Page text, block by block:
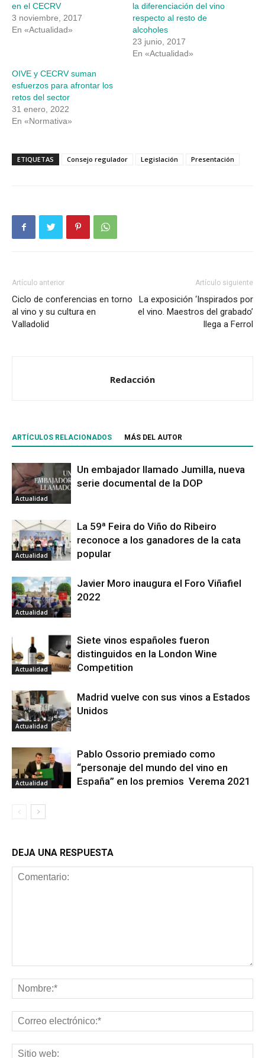
en el CECRV
3 noviembre, 2017
En «Actualidad»
la diferenciación del vino
respecto al resto de
alcoholes
23 junio, 2017
En «Actualidad»
OIVE y CECRV suman
esfuerzos para afrontar los
retos del sector
31 enero, 2022
En «Normativa»
ETIQUETAS Consejo regulador Legislación Presentación
Artículo anterior
Ciclo de conferencias en torno
al vino y su cultura en
Valladolid
Artículo siguiente
La exposición ‘Inspirados por
el vino. Maestros del grabado’
llega a Ferrol
Redacción
ARTÍCULOS RELACIONADOS MÁS DEL AUTOR
Actualidad
Un embajador llamado Jumilla, nueva
serie documental de la DOP
Actualidad
La 59ª Feira do Viño do Ribeiro
reconoce a los ganadores de la cata
popular
Actualidad
Javier Moro inaugura el Foro Viñafiel
2022
Actualidad
Siete vinos españoles fueron
distinguidos en la London Wine
Competition
Actualidad
Madrid vuelve con sus vinos a Estados
Unidos
Actualidad
Pablo Ossorio premiado como
“personaje del mundo del vino en
España” en los premios Verema 2021
DEJA UNA RESPUESTA